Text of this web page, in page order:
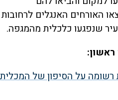
האורחים האנגלים לרחובות
שנפגעו כלכלית מהמגפה.
על הסיפון של המכלית